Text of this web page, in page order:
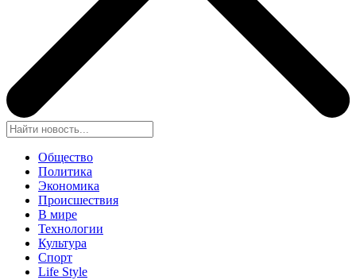
Общество
Политика
Экономика
Происшествия
В мире
Технологии
Культура
Спорт
Life Style